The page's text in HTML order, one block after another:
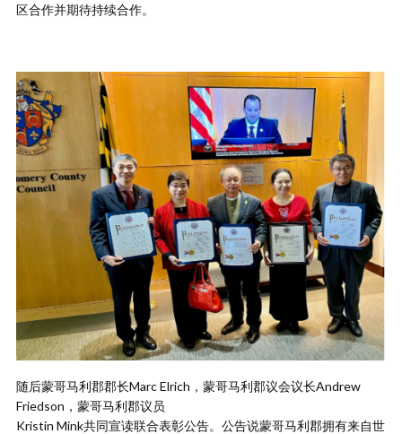
区合作并期待持续合作。
随后蒙哥马利郡郡长Marc Elrich，蒙哥马利郡议会议长Andrew
Friedson，蒙哥马利郡议员
Kristin Mink共同宣读联合表彰公告。公告说蒙哥马利郡拥有来自世